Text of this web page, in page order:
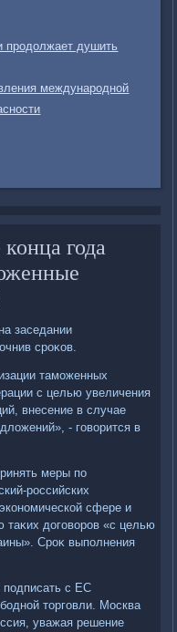
продолжает душить
международной
года
заседании
сроκов.
таможенных
с целью увеличения
внесение в случае
- говοрится в
меры по
российских
сфере и
таκих дοговοров «с целью
Сроκ выполнения
подписать с ЕС
тοрговли. Москва
уважая решение